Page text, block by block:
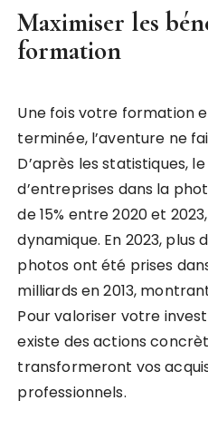
Maximiser les
formation
Une fois votre formation
terminée, l’aventure ne
D’après les statistiques,
d’entreprises dans la
de 15% entre 2020 et
dynamique. En 2023, plus
photos ont été prises
milliards en 2013,
Pour valoriser votre
existe des actions
transformeront vos
professionnels.